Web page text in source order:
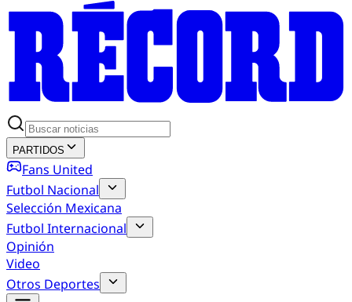
PARTIDOS
Fans United
Futbol Nacional
Selección Mexicana
Futbol Internacional
Opinión
Video
Otros Deportes